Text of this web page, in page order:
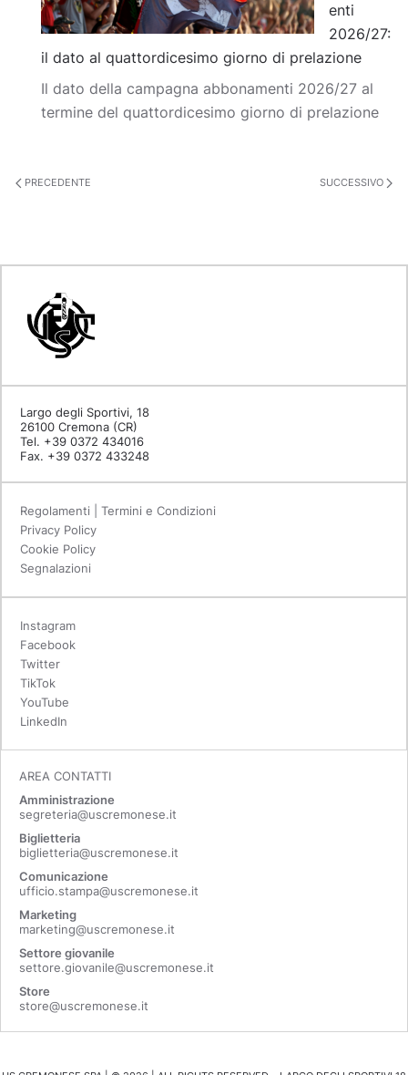
enti
2026/27:
il dato al quattordicesimo giorno di prelazione
Il dato della campagna abbonamenti 2026/27 al
termine del quattordicesimo giorno di prelazione
PRECEDENTE SUCCESSIVO
Largo degli Sportivi, 18
26100 Cremona (CR)
Tel. +39 0372 434016
Fax. +39 0372 433248
Regolamenti | Termini e Condizioni
Privacy Policy
Cookie Policy
Segnalazioni
Instagram
Facebook
Twitter
TikTok
YouTube
LinkedIn
AREA CONTATTI
Amministrazione
segreteria@uscremonese.it
Biglietteria
biglietteria@uscremonese.it
Comunicazione
ufficio.stampa@uscremonese.it
Marketing
marketing@uscremonese.it
Settore giovanile
settore.giovanile@uscremonese.it
Store
store@uscremonese.it